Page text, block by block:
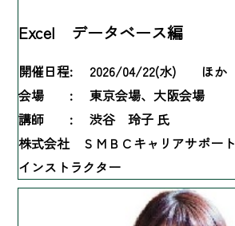
Excel データベース編
開催日程:
2026/04/22(水) ほか
会場 :
東京会場、大阪会場
講師 :
渋谷 玲子 氏
株式会社 ＳＭＢＣキャリアサポート
インストラクター